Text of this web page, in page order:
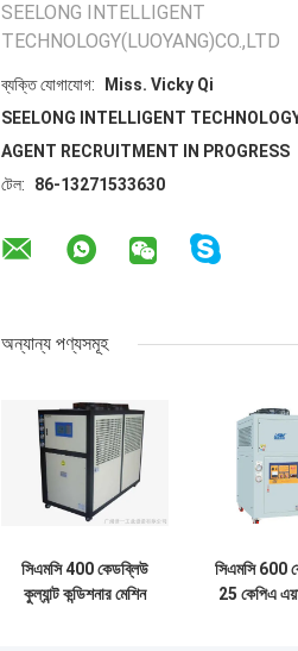
SEELONG INTELLIGENT
TECHNOLOGY(LUOYANG)CO.,LTD
ব্যক্তি যোগাযোগ:
Miss. Vicky Qi
SEELONG INTELLIGENT
AGENT RECRUITMENT IN PROGRESS
টেল:
86-13271533630
অন্যান্য পণ্যসমূহ
সিএমসি 400 কেডব্লিউ
কুল্যান্ট কন্ডিশনার মেশিন
সিএমসি 600
25 কেপিএ